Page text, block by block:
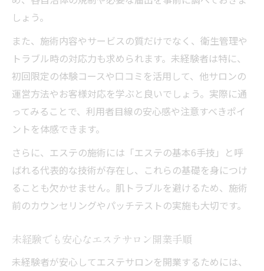
しょう。
また、施術内容やサービスの質だけでなく、衛生管理や
トラブル時の対応力も求められます。未経験者は特に、
初回限定の体験コースや口コミを活用して、他サロンの
運営方法やお客様対応を学ぶと良いでしょう。実際に通
ってみることで、利用者目線の安心感や注意すべきポイ
ントを体感できます。
さらに、エステの施術には「エステの基本6手技」と呼
ばれる代表的な技術が存在し、これらの基礎を身につけ
ることも欠かせません。肌トラブルを避けるため、施術
前のカウンセリングやパッチテストの実施も大切です。
未経験でも安心なエステサロン開業手順
未経験者が安心してエステサロンを開業するためには、